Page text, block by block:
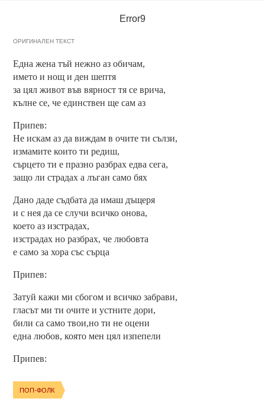
Error9
ОРИГИНАЛЕН ТЕКСТ
Една жена тъй нежно аз обичам,
името и нощ и ден шептя
за цял живот във вярност тя се врича,
кълне се, че единствен ще сам аз
Припев:
Не искам аз да виждам в очите ти сълзи,
измамите които ти редиш,
сърцето ти е празно разбрах едва сега,
защо ли страдах а лъган само бях
Дано даде съдбата да имаш дъщеря
и с нея да се случи всичко онова,
което аз изстрадах,
изстрадах но разбрах, че любовта
е само за хора със сърца
Припев:
Затуй кажи ми сбогом и всичко забрави,
гласът ми ти очите и устните дори,
били са само твои,но ти не оцени
една любов, която мен цял изпепели
Припев:
ПОП-ФОЛК